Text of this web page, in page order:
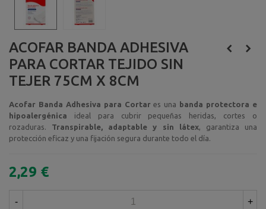
ACOFAR BANDA ADHESIVA
PARA CORTAR TEJIDO SIN
TEJER 75CM X 8CM
Acofar Banda Adhesiva para Cortar es una banda protectora e
hipoalergénica ideal para cubrir pequeñas heridas, cortes o
rozaduras. Transpirable, adaptable y sin látex, garantiza una
protección eficaz y una fijación segura durante todo el día.
2,29 €
- +